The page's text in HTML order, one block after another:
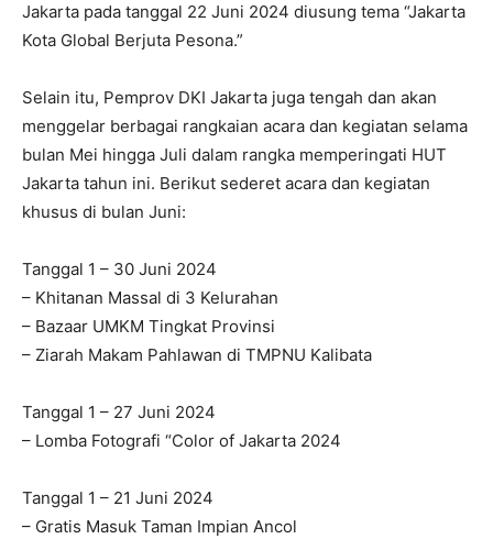
Jakarta pada tanggal 22 Juni 2024 diusung tema “Jakarta
Kota Global Berjuta Pesona.”
Selain itu, Pemprov DKI Jakarta juga tengah dan akan
menggelar berbagai rangkaian acara dan kegiatan selama
bulan Mei hingga Juli dalam rangka memperingati HUT
Jakarta tahun ini. Berikut sederet acara dan kegiatan
khusus di bulan Juni:
Tanggal 1 – 30 Juni 2024
– Khitanan Massal di 3 Kelurahan
– Bazaar UMKM Tingkat Provinsi
– Ziarah Makam Pahlawan di TMPNU Kalibata
Tanggal 1 – 27 Juni 2024
– Lomba Fotografi “Color of Jakarta 2024
Tanggal 1 – 21 Juni 2024
– Gratis Masuk Taman Impian Ancol